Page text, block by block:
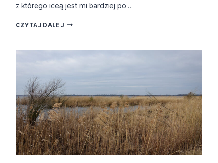
z którego ideą jest mi bardziej po…
CZYTAJ DALEJKOMOOT:
PRAWEGO
BRZEGU